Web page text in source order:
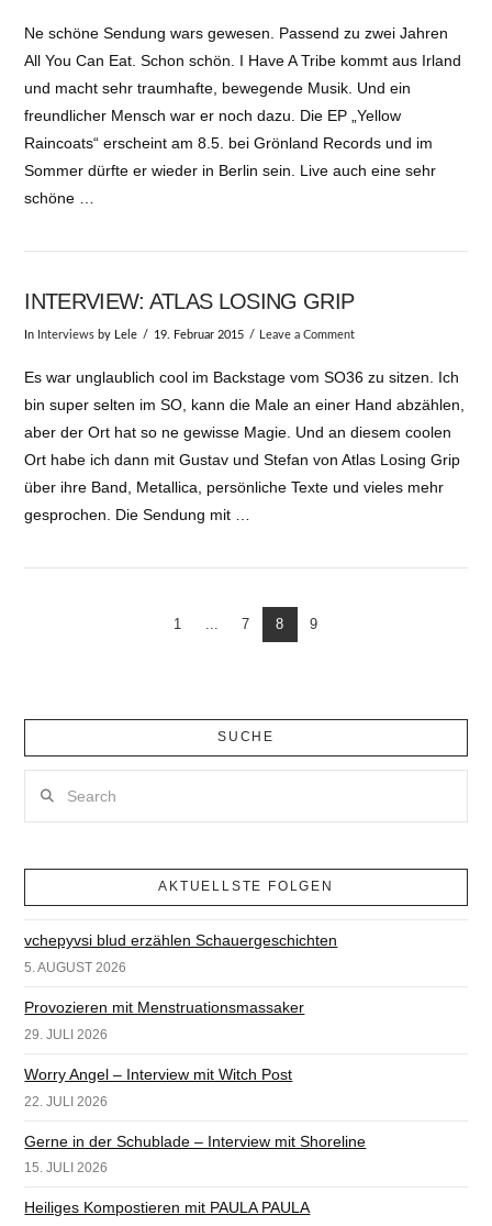
Ne schöne Sendung wars gewesen. Passend zu zwei Jahren
All You Can Eat. Schon schön. I Have A Tribe kommt aus Irland
und macht sehr traumhafte, bewegende Musik. Und ein
freundlicher Mensch war er noch dazu. Die EP „Yellow
Raincoats“ erscheint am 8.5. bei Grönland Records und im
Sommer dürfte er wieder in Berlin sein. Live auch eine sehr
schöne …
INTERVIEW: ATLAS LOSING GRIP
In Interviews by Lele 19. Februar 2015 Leave a Comment
Es war unglaublich cool im Backstage vom SO36 zu sitzen. Ich
bin super selten im SO, kann die Male an einer Hand abzählen,
aber der Ort hat so ne gewisse Magie. Und an diesem coolen
Ort habe ich dann mit Gustav und Stefan von Atlas Losing Grip
über ihre Band, Metallica, persönliche Texte und vieles mehr
gesprochen. Die Sendung mit …
1 ... 7 8 9
SUCHE
AKTUELLSTE FOLGEN
vchepyvsi blud erzählen Schauergeschichten
5. AUGUST 2026
Provozieren mit Menstruationsmassaker
29. JULI 2026
Worry Angel – Interview mit Witch Post
22. JULI 2026
Gerne in der Schublade – Interview mit Shoreline
15. JULI 2026
Heiliges Kompostieren mit PAULA PAULA